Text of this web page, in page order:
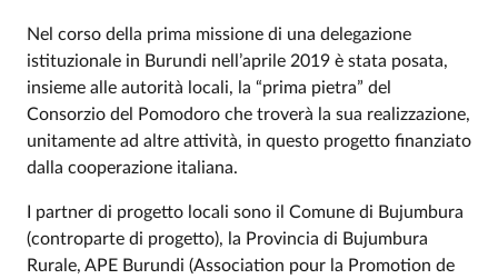
Nel corso della prima missione di una delegazione
istituzionale in Burundi nell’aprile 2019 è stata posata,
insieme alle autorità locali, la “prima pietra” del
Consorzio del Pomodoro che troverà la sua realizzazione,
unitamente ad altre attività, in questo progetto finanziato
dalla cooperazione italiana.
I partner di progetto locali sono il Comune di Bujumbura
(controparte di progetto), la Provincia di Bujumbura
Rurale, APE Burundi (Association pour la Promotion de